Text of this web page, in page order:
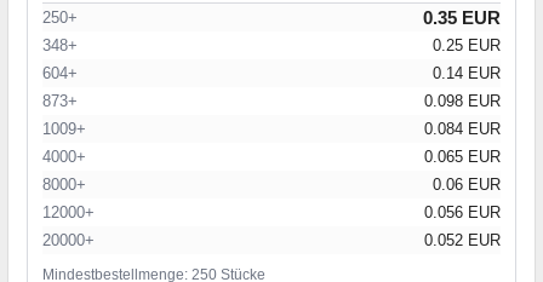
250+ 0.35 EUR
348+
0.25 EUR
604+
0.14 EUR
873+
0.098 EUR
1009+
0.084 EUR
4000+
0.065 EUR
8000+
0.06 EUR
12000+
0.056 EUR
20000+
0.052 EUR
Mindestbestellmenge: 250 Stücke